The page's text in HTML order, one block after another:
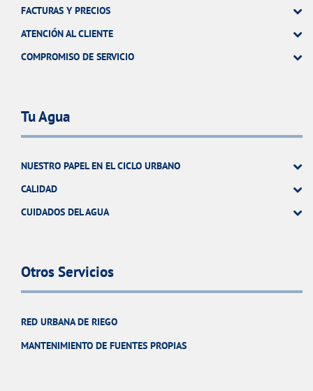
FACTURAS Y PRECIOS
ATENCIÓN AL CLIENTE
COMPROMISO DE SERVICIO
Tu Agua
NUESTRO PAPEL EN EL CICLO URBANO
CALIDAD
CUIDADOS DEL AGUA
Otros Servicios
RED URBANA DE RIEGO
MANTENIMIENTO DE FUENTES PROPIAS